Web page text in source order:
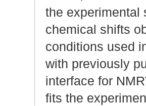
the experimental
chemical shifts
conditions used
with previously
interface for
fits the